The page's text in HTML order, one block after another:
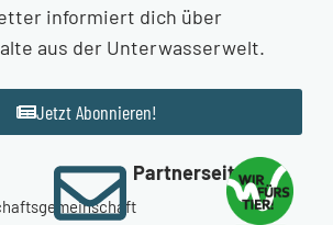
informiert dich über
aus der Unterwasserwelt.
Jetzt Abonnieren!
Partnerseiten